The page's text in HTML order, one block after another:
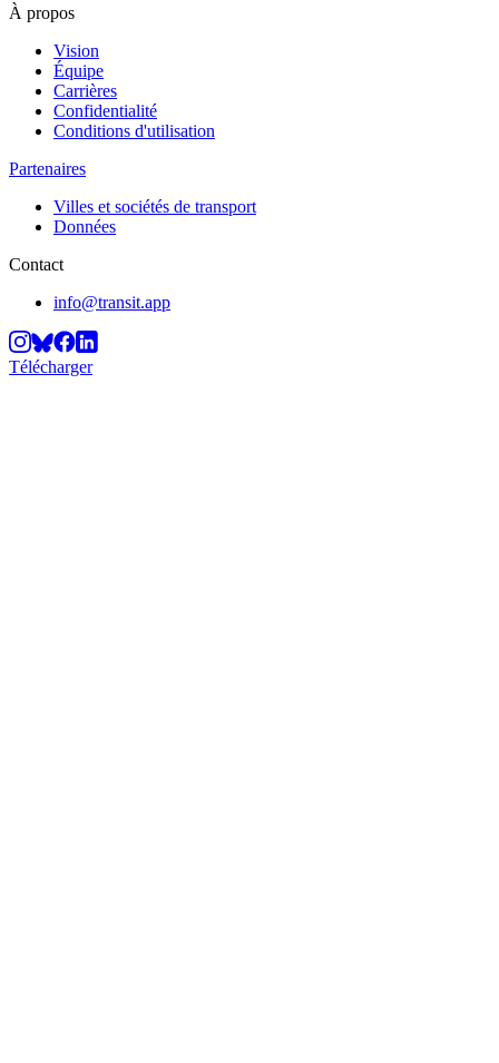
À propos
Vision
Équipe
Carrières
Confidentialité
Conditions d'utilisation
Partenaires
Villes et sociétés de transport
Données
Contact
info@transit.app
Télécharger